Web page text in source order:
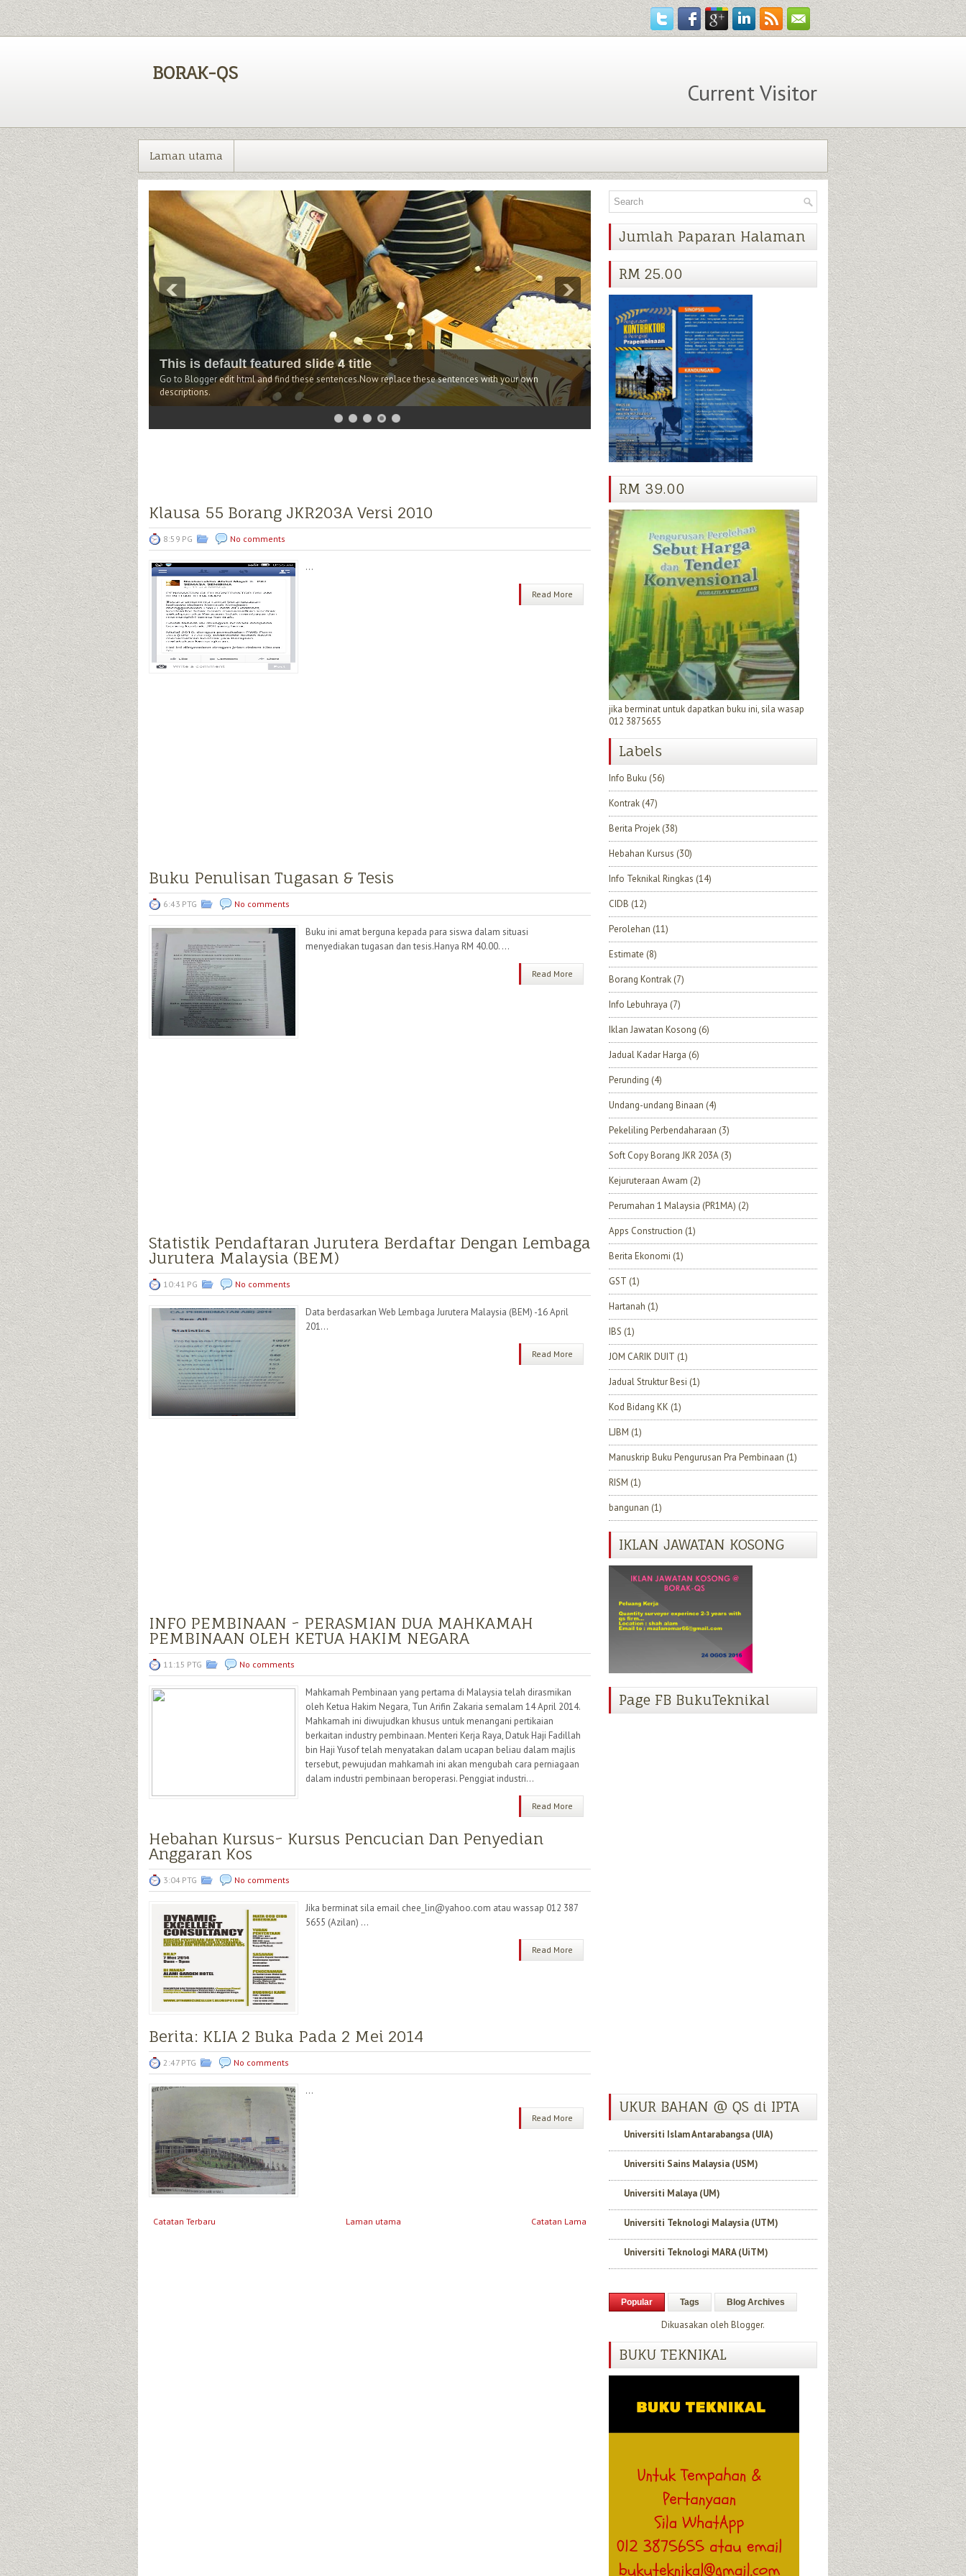
BORAK-QS
Current Visitor
Laman utama
This is default featured slide 4 title
Go to Blogger edit html and find these sentences.Now replace these sentences with your own
descriptions.
This is default featured slide 5 title
Go to Blogger edit html and find these sentences.Now replace these sentences with your own
descriptions.
3 4 5
Klausa 55 Borang JKR203A Versi 2010
8:59 PG No comments
...
Read More
Buku Penulisan Tugasan & Tesis
6:43 PTG No comments
Buku ini amat berguna kepada para siswa dalam situasi
menyediakan tugasan dan tesis.Hanya RM 40.00. ...
Read More
Statistik Pendaftaran Jurutera Berdaftar Dengan Lembaga
Jurutera Malaysia (BEM)
10:41 PG No comments
Data berdasarkan Web Lembaga Jurutera Malaysia (BEM) -16 April
201...
Read More
INFO PEMBINAAN ~ PERASMIAN DUA MAHKAMAH
PEMBINAAN OLEH KETUA HAKIM NEGARA
11:15 PTG No comments
Mahkamah Pembinaan yang pertama di Malaysia telah dirasmikan
oleh Ketua Hakim Negara, Tun Arifin Zakaria semalam 14 April 2014.
Mahkamah ini diwujudkan khusus untuk menangani pertikaian
berkaitan industry pembinaan. Menteri Kerja Raya, Datuk Haji Fadillah
bin Haji Yusof telah menyatakan dalam ucapan beliau dalam majlis
tersebut, pewujudan mahkamah ini akan mengubah cara perniagaan
dalam industri pembinaan beroperasi. Penggiat industri...
Read More
Hebahan Kursus~ Kursus Pencucian Dan Penyedian
Anggaran Kos
3:04 PTG No comments
Jika berminat sila email chee_lin@yahoo.com atau wassap 012 387
5655 (Azilan) ...
Read More
Berita: KLIA 2 Buka Pada 2 Mei 2014
2:47 PTG No comments
...
Read More
Catatan Terbaru Catatan Lama
Laman utama
Jumlah Paparan Halaman
RM 25.00
RM 39.00
jika berminat untuk dapatkan buku ini, sila wasap
012 3875655
Labels
Info Buku (56)
Kontrak (47)
Berita Projek (38)
Hebahan Kursus (30)
Info Teknikal Ringkas (14)
CIDB (12)
Perolehan (11)
Estimate (8)
Borang Kontrak (7)
Info Lebuhraya (7)
Iklan Jawatan Kosong (6)
Jadual Kadar Harga (6)
Perunding (4)
Undang-undang Binaan (4)
Pekeliling Perbendaharaan (3)
Soft Copy Borang JKR 203A (3)
Kejuruteraan Awam (2)
Perumahan 1 Malaysia (PR1MA) (2)
Apps Construction (1)
Berita Ekonomi (1)
GST (1)
Hartanah (1)
IBS (1)
JOM CARIK DUIT (1)
Jadual Struktur Besi (1)
Kod Bidang KK (1)
LJBM (1)
Manuskrip Buku Pengurusan Pra Pembinaan (1)
RISM (1)
bangunan (1)
IKLAN JAWATAN KOSONG
Page FB BukuTeknikal
UKUR BAHAN @ QS di IPTA
Universiti Islam Antarabangsa (UIA)
Universiti Sains Malaysia (USM)
Universiti Malaya (UM)
Universiti Teknologi Malaysia (UTM)
Universiti Teknologi MARA (UiTM)
Popular Tags Blog Archives
Dikuasakan oleh Blogger.
BUKU TEKNIKAL